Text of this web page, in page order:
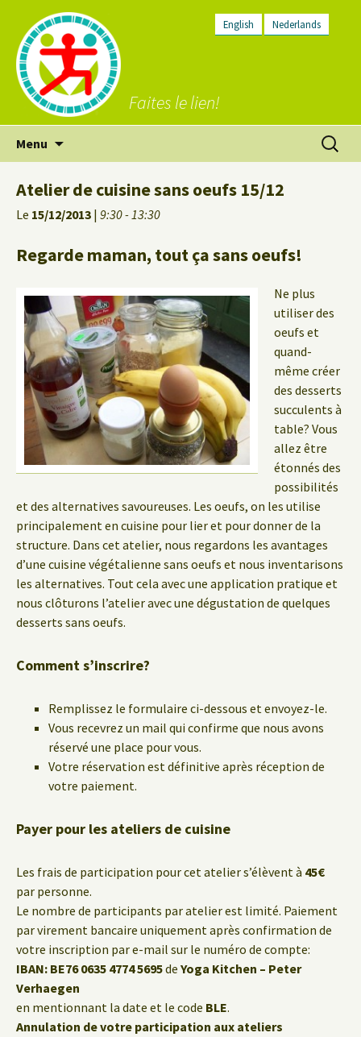
English Nederlands
Faites le lien!
Menu
Atelier de cuisine sans oeufs 15/12
Le 15/12/2013 | 9:30 - 13:30
Regarde maman, tout ça sans oeufs!
Ne plus
utiliser des
oeufs et
quand-
même créer
des desserts
succulents à
table? Vous
allez être
étonnés des
possibilités
et des alternatives savoureuses. Les oeufs, on les utilise
principalement en cuisine pour lier et pour donner de la
structure. Dans cet atelier, nous regardons les avantages
d’une cuisine végétalienne sans oeufs et nous inventarisons
les alternatives. Tout cela avec une application pratique et
nous clôturons l’atelier avec une dégustation de quelques
desserts sans oeufs.
Comment s’inscrire?
Remplissez le formulaire ci-dessous et envoyez-le.
Vous recevrez un mail qui confirme que nous avons
réservé une place pour vous.
Votre réservation est définitive après réception de
votre paiement.
Payer pour les ateliers de cuisine
Les frais de participation pour cet atelier s’élèvent à 45€
par personne.
Le nombre de participants par atelier est limité. Paiement
par virement bancaire uniquement après confirmation de
votre inscription par e-mail sur le numéro de compte:
IBAN: BE76 0635 4774 5695de Yoga Kitchen – Peter
Verhaegen
en mentionnant la date et le code BLE.
Annulation de votre participation aux ateliers